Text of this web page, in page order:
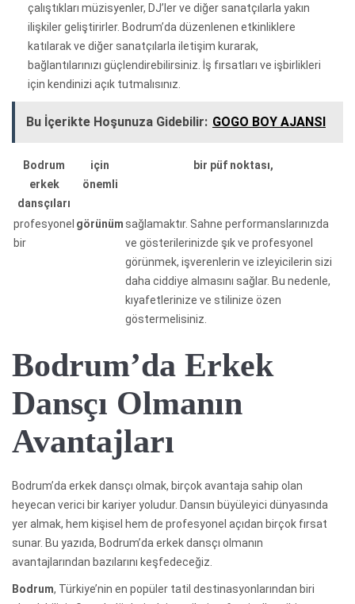
çalıştıkları müzisyenler, DJ’ler ve diğer sanatçılarla yakın
ilişkiler geliştirirler. Bodrum’da düzenlenen etkinliklere
katılarak ve diğer sanatçılarla iletişim kurarak,
bağlantılarınızı güçlendirebilirsiniz. İş fırsatları ve işbirlikleri
için kendinizi açık tutmalısınız.
Bu İçerikte Hoşunuza Gidebilir: GOGO BOY AJANSI
Bodrum
erkek
dansçıları
için
önemli
bir püf noktası,
profesyonel
bir
görünümsağlamaktır. Sahne performanslarınızda
ve gösterilerinizde şık ve profesyonel
görünmek, işverenlerin ve izleyicilerin sizi
daha ciddiye almasını sağlar. Bu nedenle,
kıyafetlerinize ve stilinize özen
göstermelisiniz.
Bodrum’da Erkek
Dansçı Olmanın
Avantajları
Bodrum’da erkek dansçı olmak, birçok avantaja sahip olan
heyecan verici bir kariyer yoludur. Dansın büyüleyici dünyasında
yer almak, hem kişisel hem de profesyonel açıdan birçok fırsat
sunar. Bu yazıda, Bodrum’da erkek dansçı olmanın
avantajlarından bazılarını keşfedeceğiz.
Bodrum, Türkiye’nin en popüler tatil destinasyonlarından biri